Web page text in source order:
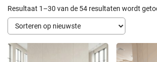
Resultaat 1–30 van de 54 resultaten wordt